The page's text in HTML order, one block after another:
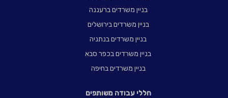
בניין משרדים ברעננה
בניין משרדים בירושלים
בניין משרדים בנתניה
בניין משרדים בכפר סבא
בניין משרדים בחיפה
חללי עבודה משותפים